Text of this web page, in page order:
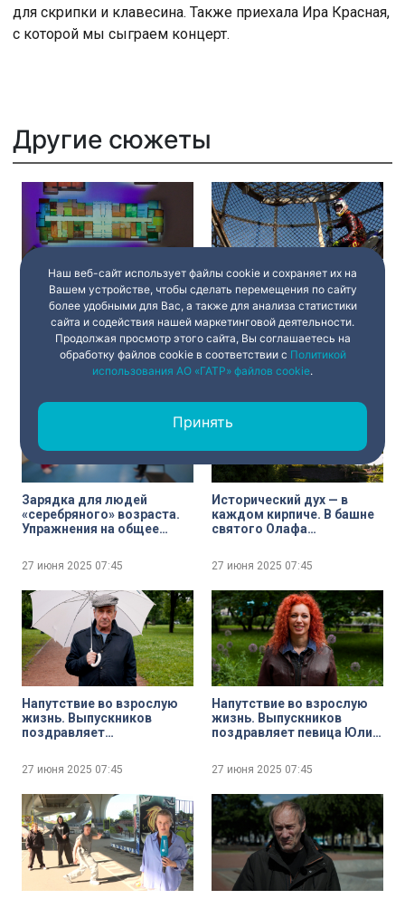
для скрипки и клавесина. Также приехала Ира Красная,
с которой мы сыграем концерт.
Другие сюжеты
Прототип № 8. Искусство,
вдохновлённое
творчеством Сергея
Курёхина
27 июня 202507:45
На адреналине! Лучшие
каскадёры России с шоу в
Петербурге
27 июня 202507:45
Зарядка для людей
«серебряного» возраста.
Упражнения на общее
27 июня 2025 07:45
Исторический дух — в
каждом кирпиче. В башне
святого Олафа
27 июня 2025 07:45
Напутствие во взрослую
жизнь. Выпускников
поздравляет
27 июня 2025 07:45
Напутствие во взрослую
жизнь. Выпускников
поздравляет певица Юлия
27 июня 2025 07:45
Наш веб-сайт использует файлы cookie и сохраняет их на
Вашем устройстве, чтобы сделать перемещения по сайту
более удобными для Вас, а также для анализа статистики
сайта и содействия нашей маркетинговой деятельности.
Продолжая просмотр этого сайта, Вы соглашаетесь на
обработку файлов cookie в соответствии с Политикой
использования АО «ГАТР» файлов cookie.
Принять